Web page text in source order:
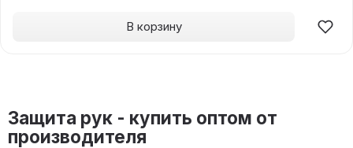
В корзину
Защита рук - купить оптом от
производителя